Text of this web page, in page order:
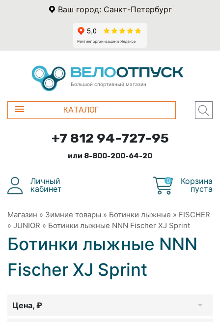
Ваш город: Санкт-Петербург
Большой спортивный магазин
КАТАЛОГ
+7 812 94-727-95
или 8-800-200-64-20
Личный
кабинет
0
Корзина
пуста
Магазин » Зимние товары » Ботинки лыжные » FISCHER
» JUNIOR » Ботинки лыжные NNN Fischer XJ Sprint
Ботинки лыжные NNN
Fischer XJ Sprint
Цена, ₽